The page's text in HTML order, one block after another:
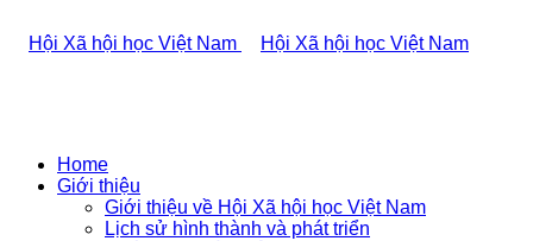
Home
Giới thiệu
Giới thiệu về Hội Xã hội học Việt Nam
Lịch sử hình thành và phát triển